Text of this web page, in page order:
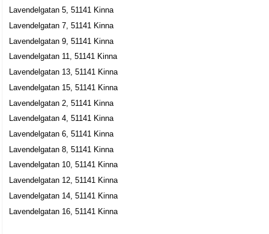
Lavendelgatan 5, 51141 Kinna
Lavendelgatan 7, 51141 Kinna
Lavendelgatan 9, 51141 Kinna
Lavendelgatan 11, 51141 Kinna
Lavendelgatan 13, 51141 Kinna
Lavendelgatan 15, 51141 Kinna
Lavendelgatan 2, 51141 Kinna
Lavendelgatan 4, 51141 Kinna
Lavendelgatan 6, 51141 Kinna
Lavendelgatan 8, 51141 Kinna
Lavendelgatan 10, 51141 Kinna
Lavendelgatan 12, 51141 Kinna
Lavendelgatan 14, 51141 Kinna
Lavendelgatan 16, 51141 Kinna